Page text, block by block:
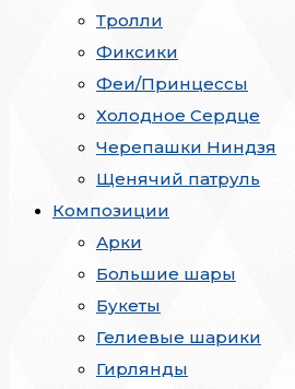
Тролли
Фиксики
Феи/Принцессы
Холодное Сердце
Черепашки Ниндзя
Щенячий патруль
Композиции
Арки
Большие шары
Букеты
Гелиевые шарики
Гирлянды